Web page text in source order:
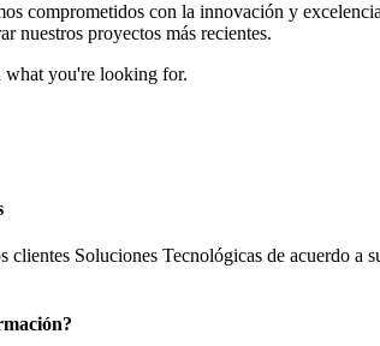
comprometidos con la innovación y
nuestros proyectos más recientes.
what you're looking for.
clientes Soluciones Tecnológicas de acuerdo